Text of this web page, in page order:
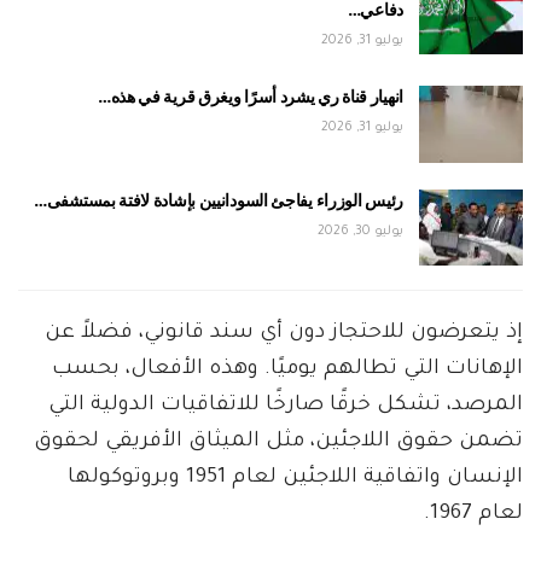
دفاعي…
يوليو 31, 2026
انهيار قناة ري يشرد أسرًا ويغرق قرية في هذه…
يوليو 31, 2026
رئيس الوزراء يفاجئ السودانيين بإشادة لافتة بمستشفى…
يوليو 30, 2026
إذ يتعرضون للاحتجاز دون أي سند قانوني، فضلاً عن
الإهانات التي تطالهم يوميًا. وهذه الأفعال، بحسب
المرصد، تشكل خرقًا صارخًا للاتفاقيات الدولية التي
تضمن حقوق اللاجئين، مثل الميثاق الأفريقي لحقوق
الإنسان واتفاقية اللاجئين لعام 1951 وبروتوكولها
لعام 1967.